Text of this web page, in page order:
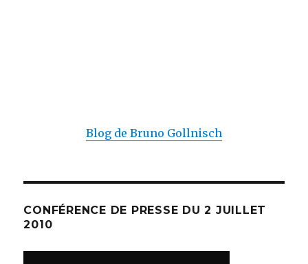
Blog de Bruno Gollnisch
CONFÉRENCE DE PRESSE DU 2 JUILLET
2010